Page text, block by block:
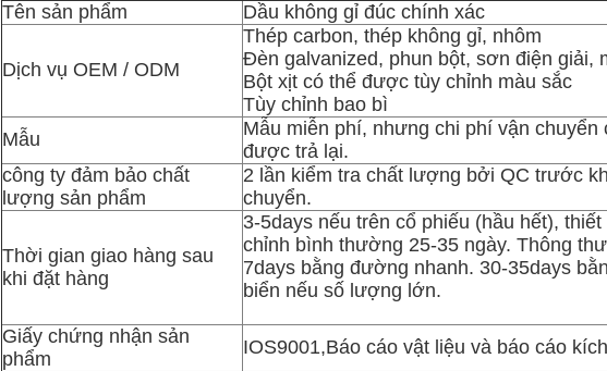
Tên sản phẩm Dầu không gỉ đúc chính xác
Dịch vụ OEM / ODM
Thép carbon, thép không gỉ, nhôm
Đèn galvanized, phun bột, sơn điện giải,
Bột xịt có thể được tùy chỉnh màu sắc
Tùy chỉnh bao bì
Mẫu
Mẫu miễn phí, nhưng chi phí vận chuyển
được trả lại.
công ty đảm bảo chất
lượng sản phẩm
2 lần kiểm tra chất lượng bởi QC trước
chuyển.
Thời gian giao hàng sau
khi đặt hàng
3-5days nếu trên cổ phiếu (hầu hết), thiết
chỉnh bình thường 25-35 ngày. Thông
7days bằng đường nhanh. 30-35days
biển nếu số lượng lớn.
Giấy chứng nhận sản
phẩm
IOS9001,Báo cáo vật liệu và báo cáo